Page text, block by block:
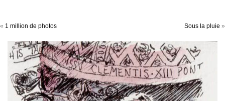
« 1 million de photos Sous la pluie »